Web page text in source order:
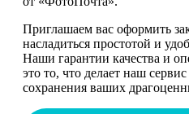
Приглашаем вас оформить
насладиться простотой и
Наши гарантии качества и
это то, что делает наш
сохранения ваших